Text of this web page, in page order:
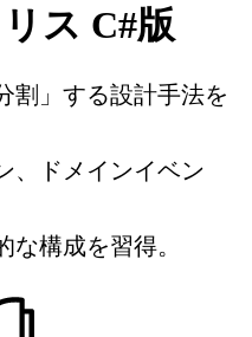
ス C#版
割」する設計手法を
、ドメインイベン
構成を習得。